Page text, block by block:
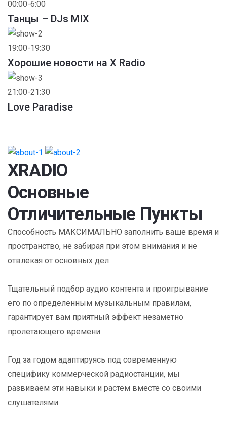
00:00-6:00
Танцы – DJs MIX
19:00-19:30
Хорошие новости на X Radio
21:00-21:30
Love Paradise
XRADIO
Основные
Отличительные Пункты
Способность МАКСИМАЛЬНО заполнить ваше время и
пространство, не забирая при этом внимания и не
отвлекая от основных дел
Тщательный подбор аудио контента и проигрывание
его по определённым музыкальным правилам,
гарантирует вам приятный эффект незаметно
пролетающего времени
Год за годом адаптируясь под современную
специфику коммерческой радиостанции, мы
развиваем эти навыки и растём вместе со своими
слушателями